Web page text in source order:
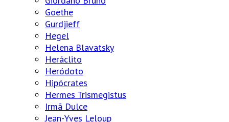
Goethe
Gurdjieff
Hegel
Helena Blavatsky
Heráclito
Heródoto
Hipócrates
Hermes Trismegistus
Irmã Dulce
Jean-Yves Leloup